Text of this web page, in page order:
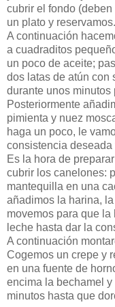
cubrir el fondo
un plato y reservamos.
A continuación
a cuadraditos
un poco de aceite;
dos latas de atún con
durante unos minutos
Posteriormente
pimienta y nuez
haga un poco, le
consistencia deseada
Es la hora de
cubrir los canelones:
mantequilla en una
añadimos la harina,
movemos para que
leche hasta dar la
A continuación
Cogemos un crepe y
en una fuente de
encima la bechamel
minutos hasta que